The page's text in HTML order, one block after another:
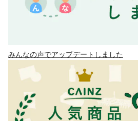
みんなの声でアップデートしました